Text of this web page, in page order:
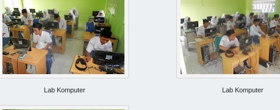
Lab Komputer
Lab Komputer